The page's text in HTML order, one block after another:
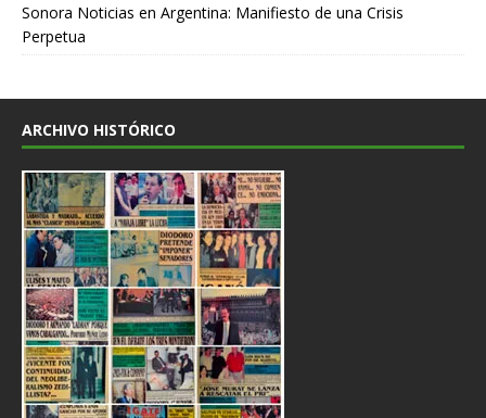
Sonora Noticias en Argentina: Manifiesto de una Crisis
Perpetua
ARCHIVO HISTÓRICO